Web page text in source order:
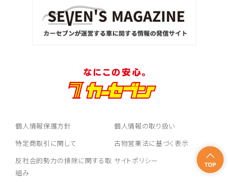
個人情報保護方針
個人情報の取り扱い
特定商取引に関して
古物営業法に基づく表示
反社会的勢力の排除に関する取
組み
サイトポリシー